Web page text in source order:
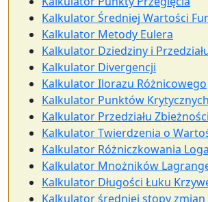
Kalkulator Średniej Wartości
Kalkulator Metody Eulera
Kalkulator Dziedziny i
Kalkulator Divergencji
Kalkulator Ilorazu Różnicowego
Kalkulator Punktów Krytycznych
Kalkulator Przedziału Zbieżności
Kalkulator Twierdzenia o
Kalkulator Różniczkowania
Kalkulator Mnożników
Kalkulator Długości Łuku
Kalkulator średniej stopy zmian